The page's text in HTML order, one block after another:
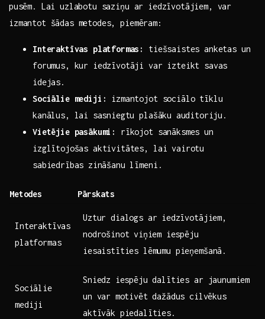
⁤pusēm.‍ Lai uzlabotu ‍saziņu​ ar iedzīvotājiem, var
izmantot šādas metodes, piemēram:
Interaktīvas platformas:
tiešsaistes anketas un
‍forumus, kur ‌iedzīvotāji var ‌izteikt savas⁣
idejas.
Sociālie mediji:
izmantojot sociālo tīklu​
kanālus, lai ⁢sasniegtu​ plašāku ⁣auditoriju.
Vietējie pasākumi:
rīkojot sanāksmes un
izglītojošas aktivitātes,‍ lai vairotu
sabiedrības⁤ zināšanu līmeni.
Metodes Pārskats
Interaktīvas
platformas
Uztur dialogs ar⁤ iedzīvotājiem,
nodrošinot ⁤viņiem⁤ iespēju
iesaistīties lēmumu pieņemšanā.
Sociālie
‍mediji
Sniedz⁢ iespēju dalīties ar jaunumiem
un var⁢ motivēt dažādus⁣ cilvēkus
aktīvāk piedalīties.